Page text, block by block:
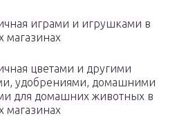
играми и игрушками в
магазинах
цветами и другими
удобрениями, домашними
для домашних животных в
магазинах